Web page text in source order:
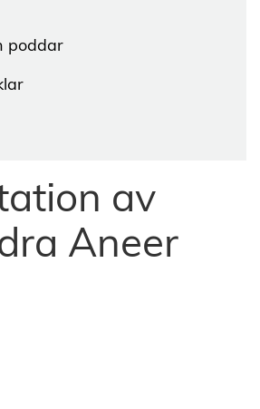
poddar
av
Aneer